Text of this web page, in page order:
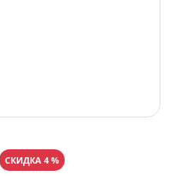
СКИДКА 4 %